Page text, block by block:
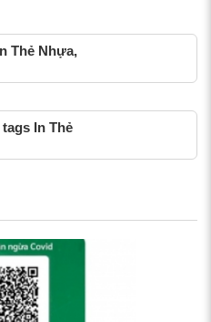
Thẻ Nhựa,
In Thẻ